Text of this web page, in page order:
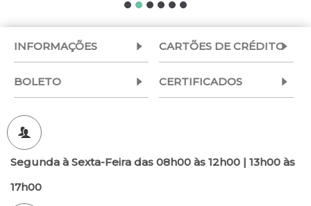
INFORMAÇÕES CARTÕES DE CRÉDITO
BOLETO CERTIFICADOS
Segunda à Sexta-Feira das 08h00 às 12h00 | 13h00 às
17h00